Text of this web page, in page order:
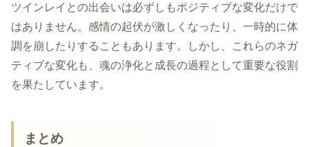
ツインレイとの出会いは必ずしもポジティブな変化だけで
はありません。感情の起伏が激しくなったり、一時的に体
調を崩したりすることもあります。しかし、これらのネガ
ティブな変化も、魂の浄化と成長の過程として重要な役割
を果たしています。
まとめ